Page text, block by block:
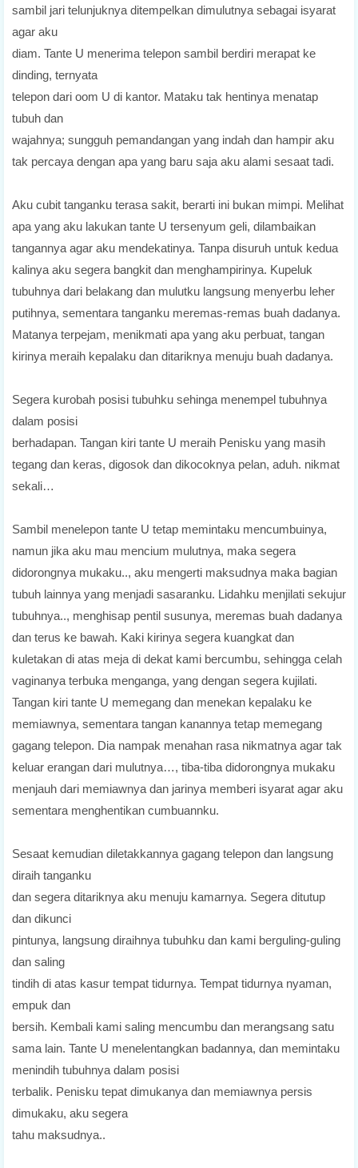
sambil jari telunjuknya ditempelkan dimulutnya sebagai isyarat
agar aku
diam. Tante U menerima telepon sambil berdiri merapat ke
dinding, ternyata
telepon dari oom U di kantor. Mataku tak hentinya menatap
tubuh dan
wajahnya; sungguh pemandangan yang indah dan hampir aku
tak percaya dengan apa yang baru saja aku alami sesaat tadi.
Aku cubit tanganku terasa sakit, berarti ini bukan mimpi. Melihat
apa yang aku lakukan tante U tersenyum geli, dilambaikan
tangannya agar aku mendekatinya. Tanpa disuruh untuk kedua
kalinya aku segera bangkit dan menghampirinya. Kupeluk
tubuhnya dari belakang dan mulutku langsung menyerbu leher
putihnya, sementara tanganku meremas-remas buah dadanya.
Matanya terpejam, menikmati apa yang aku perbuat, tangan
kirinya meraih kepalaku dan ditariknya menuju buah dadanya.
Segera kurobah posisi tubuhku sehinga menempel tubuhnya
dalam posisi
berhadapan. Tangan kiri tante U meraih Penisku yang masih
tegang dan keras, digosok dan dikocoknya pelan, aduh. nikmat
sekali…
Sambil menelepon tante U tetap memintaku mencumbuinya,
namun jika aku mau mencium mulutnya, maka segera
didorongnya mukaku.., aku mengerti maksudnya maka bagian
tubuh lainnya yang menjadi sasaranku. Lidahku menjilati sekujur
tubuhnya.., menghisap pentil susunya, meremas buah dadanya
dan terus ke bawah. Kaki kirinya segera kuangkat dan
kuletakan di atas meja di dekat kami bercumbu, sehingga celah
vaginanya terbuka menganga, yang dengan segera kujilati.
Tangan kiri tante U memegang dan menekan kepalaku ke
memiawnya, sementara tangan kanannya tetap memegang
gagang telepon. Dia nampak menahan rasa nikmatnya agar tak
keluar erangan dari mulutnya…, tiba-tiba didorongnya mukaku
menjauh dari memiawnya dan jarinya memberi isyarat agar aku
sementara menghentikan cumbuannku.
Sesaat kemudian diletakkannya gagang telepon dan langsung
diraih tanganku
dan segera ditariknya aku menuju kamarnya. Segera ditutup
dan dikunci
pintunya, langsung diraihnya tubuhku dan kami berguling-guling
dan saling
tindih di atas kasur tempat tidurnya. Tempat tidurnya nyaman,
empuk dan
bersih. Kembali kami saling mencumbu dan merangsang satu
sama lain. Tante U menelentangkan badannya, dan memintaku
menindih tubuhnya dalam posisi
terbalik. Penisku tepat dimukanya dan memiawnya persis
dimukaku, aku segera
tahu maksudnya..